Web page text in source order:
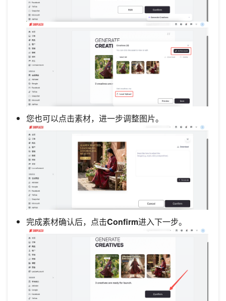
您也可以点击素材，进一步调整图片。
完成素材确认后，点击Confirm进入下一步。